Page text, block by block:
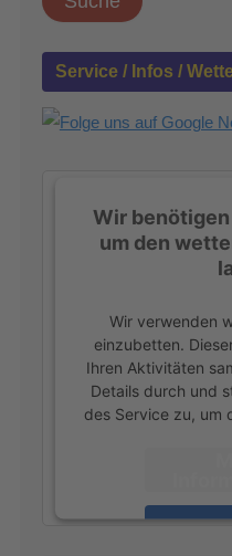
h
n
c
Service / Infos /
Wir
um den
Wir verwenden
einzubetten.
Ihren Aktivitäten
Details durch und
des Service zu, um